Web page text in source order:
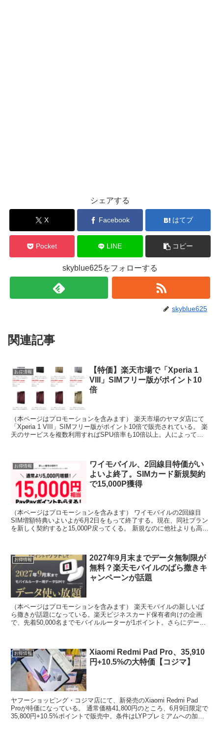
シェアする
X Facebook はてブ
Pocket LINE コピー
skyblue625をフォローする
skyblue625
関連記事
お得情報
【特価】楽天市場で「Xperia 1
VIII」SIMフリー版がポイント10
倍
（本ページはプロモーションを含みます） 楽天市場のヤマダ店にて
「Xperia 1 VIII」SIMフリー版がポイント10倍で販売されている。 楽
天のサービスを複数利用すればSPU倍率も10倍以上。人によって
お得情報
ワイモバイル、2回線目特価がい
よいよ終了。SIMカード新規契約
で15,000P獲得
（本ページはプロモーションを含みます） ワイモバイルの2回線目
SIM増額特典いよいよが6月2日をもって終了する。現在、同社プラン
を新しく契約すると15,000P戻ってくる。 新規なのに他社よりも高額
お得情報
2027年9月末までデータ無制限が
無料？楽天モバイルのばら撒きキ
ャンペーンが話題
（本ページはプロモーションを含みます） 楽天モバイルの新しいば
ら撒きが話題になっている。楽天ビジネスカード保有者向けの企画
で、先着50,000名までモバイルルーターが1ポイント。さらにデータ
お得情報
Xiaomi Redmi Pad Pro、35,910
円+10.5%の大特価【コジマ】
ヤフーショッピング・コジマ店にて、新発売のXiaomi Redmi Pad
Proが特価になっている。 通常価格41,800円のところ、6月9日限定で
35,800円+10.5%ポイントで販売中。条件はLYPプレミアムへの加